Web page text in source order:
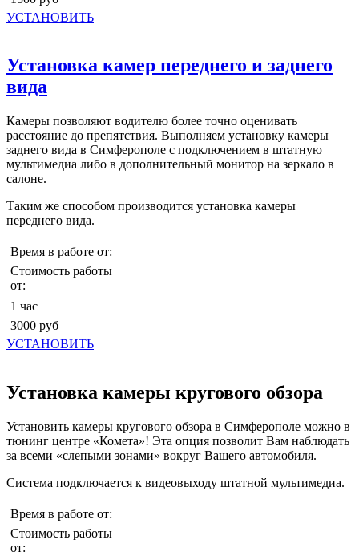
УСТАНОВИТЬ
Установка камер переднего и заднего
вида
Камеры позволяют водителю более точно оценивать
расстояние до препятствия. Выполняем установку камеры
заднего вида в Симферополе с подключением в штатную
мультимедиа либо в дополнительный монитор на зеркало в
салоне.
Таким же способом производится установка камеры
переднего вида.
Время в работе от:
Стоимость работы
от:
1 час
3000 руб
УСТАНОВИТЬ
Установка камеры кругового обзора
Установить камеры кругового обзора в Симферополе можно в
тюнинг центре «Комета»! Эта опция позволит Вам наблюдать
за всеми «слепыми зонами» вокруг Вашего автомобиля.
Система подключается к видеовыходу штатной мультимедиа.
Время в работе от:
Стоимость работы
от: